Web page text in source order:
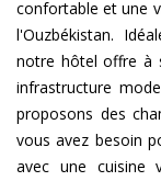
confortable et une
l'Ouzbékistan.
notre hôtel offre à
infrastructure
proposons des
vous avez besoin
avec une cuisine